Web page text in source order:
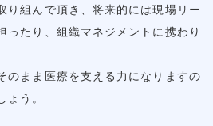
り組んで頂き、将来的には現場リー
ったり、組織マネジメントに携わり
のまま医療を支える力になりますの
ょう。